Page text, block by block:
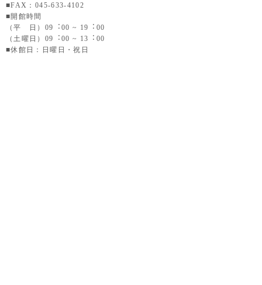
■FAX：045-633-4102
■開館時間
（平 日）09︓00 ~ 19︓00
（土曜日）09︓00 ~ 13︓00
■休館日：日曜日・祝日